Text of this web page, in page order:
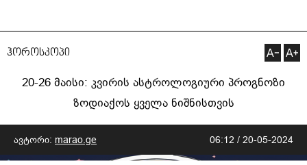
ჰოროსკოპი
20-26 მაისი: კვირის ასტროლოგიური პროგნოზი
ზოდიაქოს ყველა ნიშნისთვის
ავტორი: marao.ge 06:12 / 20-05-2024